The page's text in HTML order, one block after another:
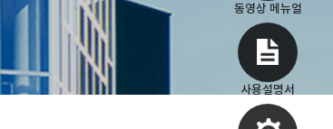
동영상 메뉴얼
사용설명서
측정공구